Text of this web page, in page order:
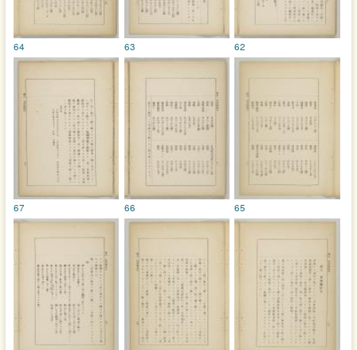
62
63
64
65
66
67